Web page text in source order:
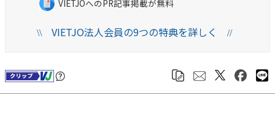
VIETJOへのPR記事掲載が無料
\\VIETJO法人会員の9つの特典を詳しく //